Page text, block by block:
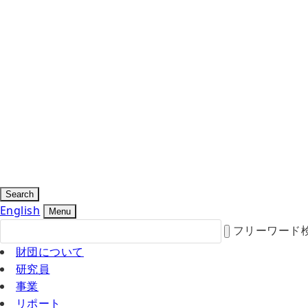
Search
English Menu
フリーワード
財団について
研究員
事業
リポート